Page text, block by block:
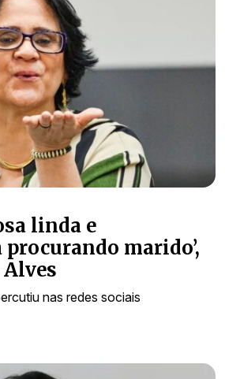
linda e
marido’,
nas redes sociais